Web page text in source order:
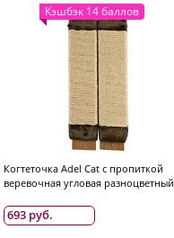
Кэшбэк 14 баллов
Когтеточка Adel Cat с пропиткой
веревочная угловая разноцветный
693 руб.